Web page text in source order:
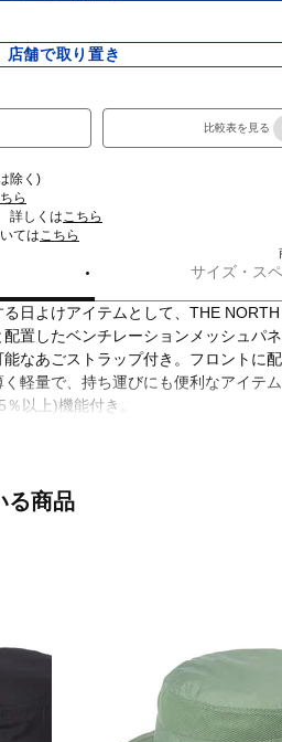
店舗で取り置き
比較表を見る
除く)
ら
詳しくはこちら
てはこちら
サイズ・ス
日よけアイテムとして、THE
置したベンチレーションメッシュパ
なあごストラップ付き。フロントに
軽量で、持ち運びにも便利なアイテ
以上)機能付き。
ッシルアイボリー×ブラック)
る商品